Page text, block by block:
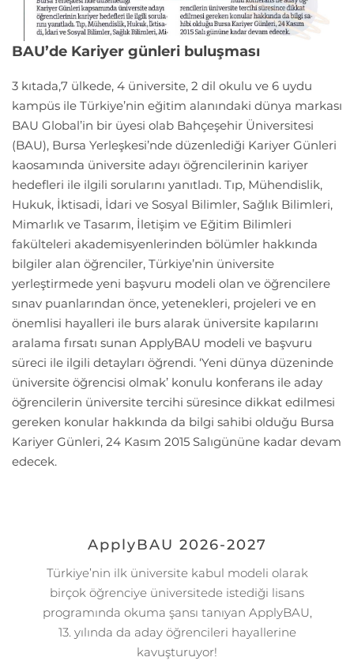
BAU’de Kariyer günleri buluşması
3 kıtada,7 ülkede, 4 üniversite, 2 dil okulu ve 6 uydu
kampüs ile Türkiye’nin eğitim alanındaki dünya markası
BAU Global’in bir üyesi olab Bahçeşehir Üniversitesi
(BAU), Bursa Yerleşkesi’nde düzenlediği Kariyer Günleri
kaosamında üniversite adayı öğrencilerinin kariyer
hedefleri ile ilgili sorularını yanıtladı. Tıp, Mühendislik,
Hukuk, İktisadi, İdari ve Sosyal Bilimler, Sağlık Bilimleri,
Mimarlık ve Tasarım, İletişim ve Eğitim Bilimleri
fakülteleri akademisyenlerinden bölümler hakkında
bilgiler alan öğrenciler, Türkiye’nin üniversite
yerleştirmede yeni başvuru modeli olan ve öğrencilere
sınav puanlarından önce, yetenekleri, projeleri ve en
önemlisi hayalleri ile burs alarak üniversite kapılarını
aralama fırsatı sunan ApplyBAU modeli ve başvuru
süreci ile ilgili detayları öğrendi. ‘Yeni dünya düzeninde
üniversite öğrencisi olmak’ konulu konferans ile aday
öğrencilerin üniversite tercihi süresince dikkat edilmesi
gereken konular hakkında da bilgi sahibi olduğu Bursa
Kariyer Günleri, 24 Kasım 2015 Salıgününe kadar devam
edecek.
ApplyBAU 2026-2027
Türkiye’nin ilk üniversite kabul modeli olarak
birçok öğrenciye üniversitede istediği lisans
programında okuma şansı tanıyan ApplyBAU,
13. yılında da aday öğrencileri hayallerine
kavuşturuyor!